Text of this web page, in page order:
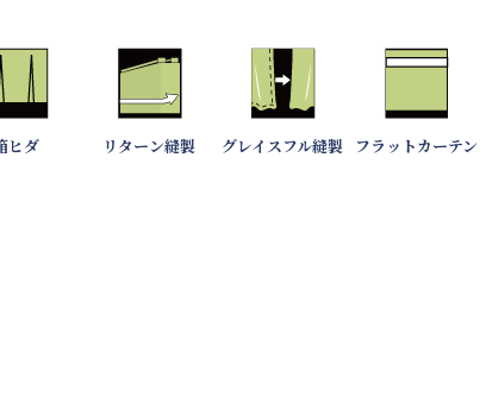
ヒダ リターン縫製 グレイスフル縫製 フラットカーテン